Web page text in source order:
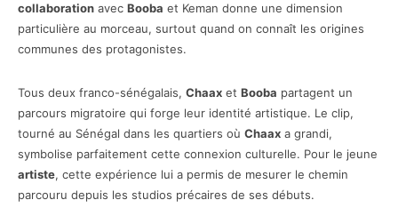
collaboration avec Booba et Keman donne une dimension
particulière au morceau, surtout quand on connaît les origines
communes des protagonistes.
Tous deux franco-sénégalais, Chaax et Booba partagent un
parcours migratoire qui forge leur identité artistique. Le clip,
tourné au Sénégal dans les quartiers où Chaax a grandi,
symbolise parfaitement cette connexion culturelle. Pour le jeune
artiste, cette expérience lui a permis de mesurer le chemin
parcouru depuis les studios précaires de ses débuts.